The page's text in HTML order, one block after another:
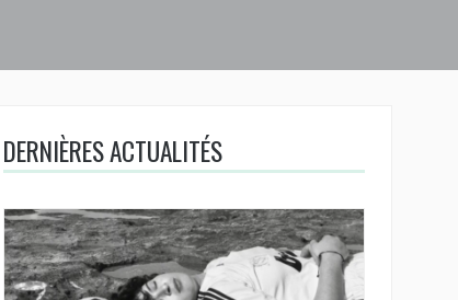
DERNIÈRES ACTUALITÉS